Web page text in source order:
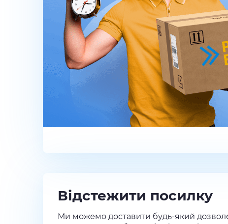
Відстежити посилку
Ми можемо доставити будь-який